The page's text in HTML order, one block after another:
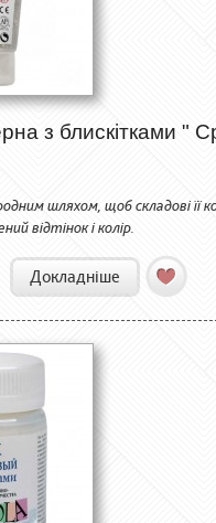
з блискітками "
шляхом, щоб складові її
відтінок і колір.
Докладніше